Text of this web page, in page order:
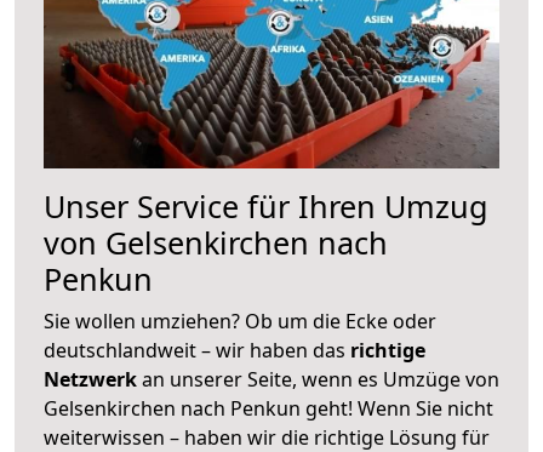
Unser Service für Ihren Umzug
von Gelsenkirchen nach
Penkun
Sie wollen umziehen? Ob um die Ecke oder
deutschlandweit – wir haben das richtige
Netzwerkan unserer Seite, wenn es Umzüge von
Gelsenkirchen nach Penkun geht! Wenn Sie nicht
weiterwissen – haben wir die richtige Lösung für